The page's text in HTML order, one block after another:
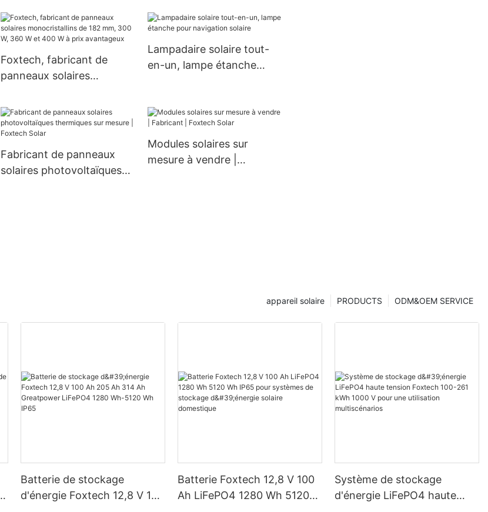
Foxtech
16 cellules solaires BB,
590 W, 620 W, 630 W et
650 W.
Foxtech, fabricant de
panneaux solaires
mm, 300 W, 360 W et 400
W à prix avantageux
Lampadaire solaire tout-
en-un, lampe étanche
Fabricant de panneaux
solaires photovoltaïques
Modules solaires sur
mesure à vendre |
ODM&OEM SERVICE
PRODUCTS
appareil solaire
Batterie de stockage
d'énergie Foxtech 12,8 V 100
Batterie Foxtech 12,8 V 100
Ah LiFePO4 1280 Wh 5120
Système de stockage
d'énergie LiFePO4 haute